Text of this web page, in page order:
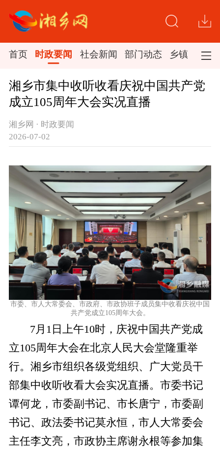
首页 时政要闻 社会新闻 部门动态 乡镇新闻
湘乡市集中收听收看庆祝中国共产党
成立105周年大会实况直播
湘乡网 · 时政要闻
2026-07-02
市委、市人大常委会、市政府、市政协班子成员集中收看庆祝中国
共产党成立105周年大会。
7月1日上午10时，庆祝中国共产党成
立105周年大会在北京人民大会堂隆重举
行。湘乡市组织各级党组织、广大党员干
部集中收听收看大会实况直播。市委书记
谭何龙，市委副书记、市长唐宁，市委副
书记、政法委书记莫永恒，市人大常委会
主任李文亮，市政协主席谢永根等参加集